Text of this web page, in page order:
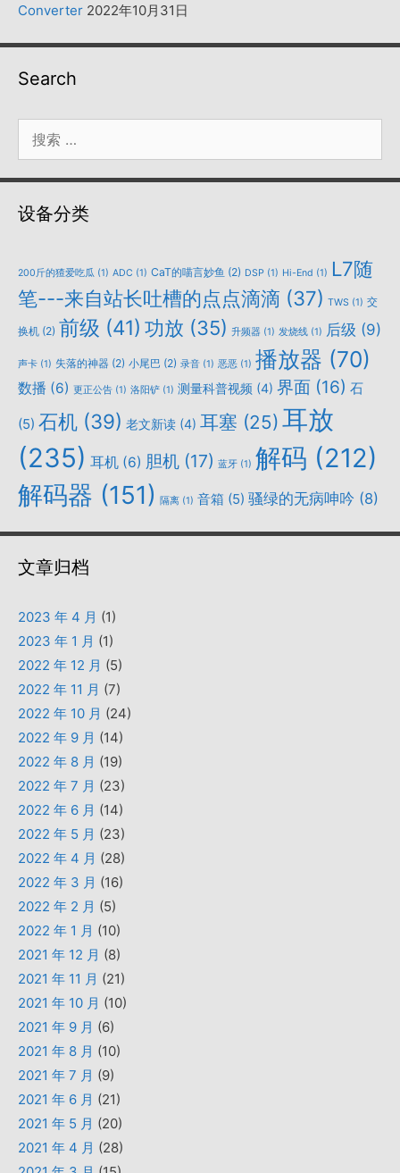
Converter 2022年10月31日
Search
索：
设备分类
200斤的猹爱吃瓜 (1) ADC (1) CaT的喵言妙鱼 (2) DSP (1) Hi-End (1) L7随
笔---来自站长吐槽的点点滴滴 (37) TWS (1) 交
换机 (2) 前级 (41) 功放 (35) 升频器 (1) 发烧线 (1) 后级 (9)
声卡 (1) 失落的神器 (2) 小尾巴 (2) 录音 (1) 恶恶 (1) 播放器 (70)
数播 (6) 更正公告 (1) 洛阳铲 (1) 测量科普视频 (4) 界面 (16) 石
(5) 石机 (39) 老文新读 (4) 耳塞 (25) 耳放
(235) 耳机 (6) 胆机 (17) 蓝牙 (1) 解码 (212)
解码器 (151) 隔离 (1) 音箱 (5) 骚绿的无病呻吟 (8)
文章归档
2023 年 4 月 (1)
2023 年 1 月 (1)
2022 年 12 月 (5)
2022 年 11 月 (7)
2022 年 10 月 (24)
2022 年 9 月 (14)
2022 年 8 月 (19)
2022 年 7 月 (23)
2022 年 6 月 (14)
2022 年 5 月 (23)
2022 年 4 月 (28)
2022 年 3 月 (16)
2022 年 2 月 (5)
2022 年 1 月 (10)
2021 年 12 月 (8)
2021 年 11 月 (21)
2021 年 10 月 (10)
2021 年 9 月 (6)
2021 年 8 月 (10)
2021 年 7 月 (9)
2021 年 6 月 (21)
2021 年 5 月 (20)
2021 年 4 月 (28)